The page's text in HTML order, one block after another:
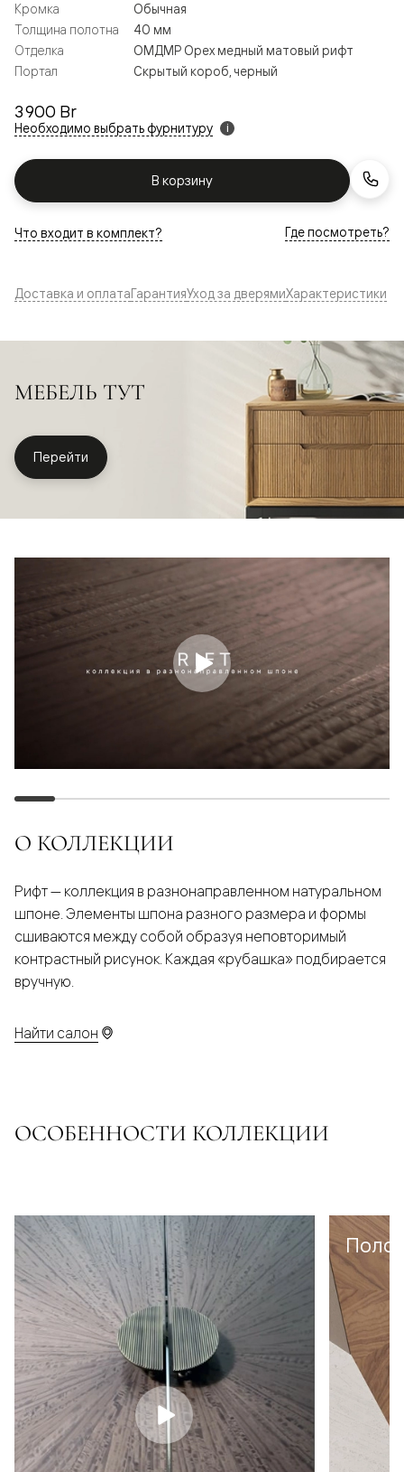
3 900 Br
Необходимо выбрать фурнитуру i
В корзину
Кромка
Обычная
Толщина полотна
40 мм
Отделка
ОМДМР Орех медный матовый рифт
Портал
Скрытый короб, черный
Что входит в комплект? Где посмотреть?
Доставка и оплатаГарантияУход за дверямиХарактеристики
МЕБЕЛЬ ТУТ
Перейти
О КОЛЛЕКЦИИ
Рифт — коллекция в разнонаправленном натуральном
шпоне. Элементы шпона разного размера и формы
сшиваются между собой образуя неповторимый
контрастный рисунок. Каждая «рубашка» подбирается
вручную.
Найти салон
ОСОБЕННОСТИ КОЛЛЕКЦИИ